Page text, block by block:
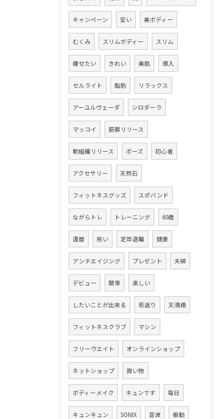
キャンペーン 安い 美ボディー
むくみ スリムボディー スリム
痩せたい きれい 美肌 導入
セルライト 脂肪 リラックス
アーユルヴェーダ シロダーラ
マッコイ 筋膜リリース
軟組織リリース ポーズ 初心者
アクセサリー 天然石
フィットネスグッズ スポバンド
ながらトレ トレーニング 60歳
還暦 祝い 定年退職 健康
アンチエイジング プレゼント 夫婦
デビュー 簡単 楽しい
したいことが出来る 若返り 天満橋
フィットネスクラブ マシン
フリーウエイト オンラインショップ
ネットショップ 買い物
ボディーメイク キュンです 毎日
キュンキュン SONIX 音波 振動